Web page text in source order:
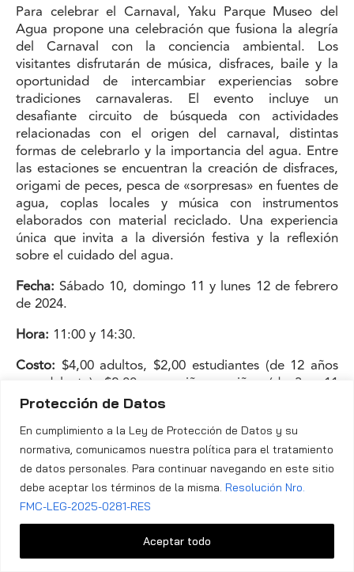
Protección de Datos
En cumplimiento a la Ley de Protección de Datos y su
normativa, comunicamos nuestra política para el tratamiento
de datos personales. Para continuar navegando en este sitio
debe aceptar los términos de la misma. Resolución Nro.
FMC-LEG-2025-0281-RES
Aceptar todo
Para celebrar el Carnaval, Yaku Parque Museo del
Agua propone una celebración que fusiona la alegría
del Carnaval con la conciencia ambiental. Los
visitantes disfrutarán de música, disfraces, baile y la
oportunidad de intercambiar experiencias sobre
tradiciones carnavaleras. El evento incluye un
desafiante circuito de búsqueda con actividades
relacionadas con el origen del carnaval, distintas
formas de celebrarlo y la importancia del agua. Entre
las estaciones se encuentran la creación de disfraces,
origami de peces, pesca de «sorpresas» en fuentes de
agua, coplas locales y música con instrumentos
elaborados con material reciclado. Una experiencia
única que invita a la diversión festiva y la reflexión
sobre el cuidado del agua.
Fecha: Sábado 10, domingo 11 y lunes 12 de febrero
de 2024.
Hora: 11:00 y 14:30.
Costo: $4,00 adultos, $2,00 estudiantes (de 12 años
en adelante), $2,00 para niñas y niños (de 3 a 11
años). Personas mayores, personas con discapacidad
Yaku a la carta: Edición especial por Carnaval.
Recorrido especial por Carnaval para conocer las
tradiciones alrededor de esta fecha, su relación con el
agua y las diversas formas de celebrarlo en diferentes
contextos locales.Fecha:Martes 13 de febrero de